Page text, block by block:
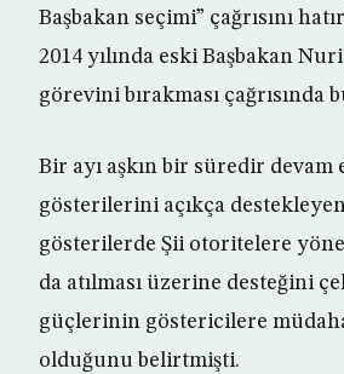
Başbakan seçimi” çağrısını
2014 yılında eski Başbakan
görevini bırakması çağrısında
Bir ayı aşkın bir süredir devam
gösterilerini açıkça
gösterilerde Şii otoritelere
da atılması üzerine desteğini
güçlerinin göstericilere
olduğunu belirtmişti.